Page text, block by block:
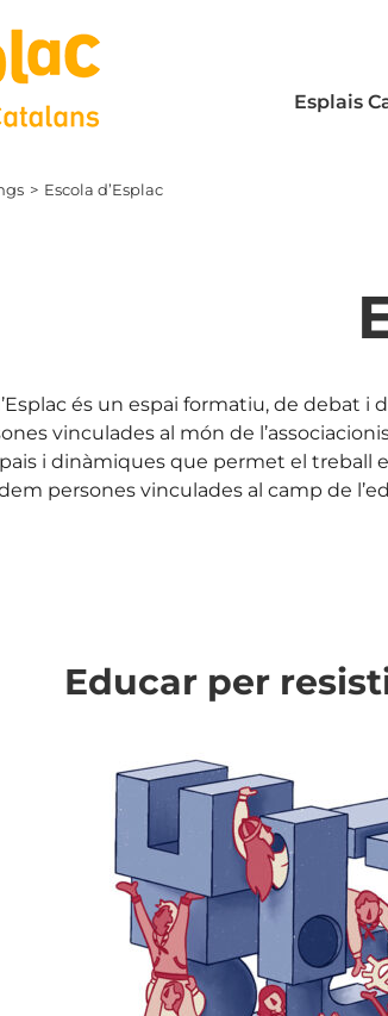
Esplais
Escola d’Esplac
és un espai formatiu, de debat
vinculades al món de
i dinàmiques que permet el treball
persones vinculades al camp de
Educar per